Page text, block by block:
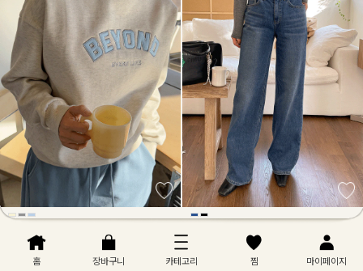
팬츠(2차 재입고)
홈 장바구니 카테고리 찜 마이페이지